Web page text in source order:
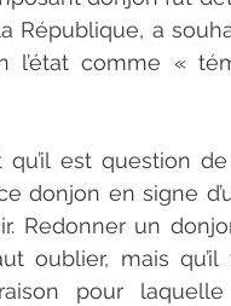
République, a
l’état comme «
est question
donjon en signe
Redonner un
oublier, mais qu’il
pour laquelle